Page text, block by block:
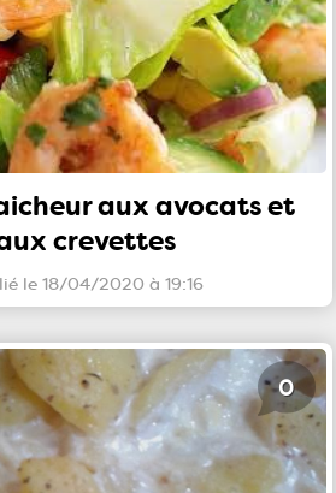
aux avocats et
crevettes
le 18/04/2020 à 19:16
0